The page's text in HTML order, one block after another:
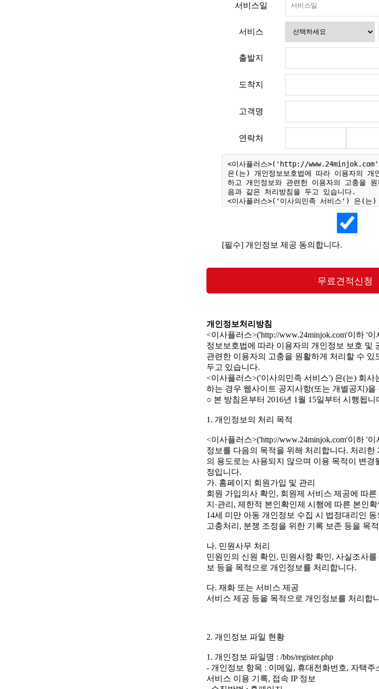
서비스일
서비스
출발지
도착지
고객명
연락처
[필수] 개인정보 제공 동의합니다.
무료견적신청
개인정보처리방침
<이사플러스>('http://www.24minjok.com'이하 '
정보보호법에 따라 이용자의 개인정보 보호 및
관련한 이용자의 고충을 원활하게 처리할 수 있
두고 있습니다.
<이사플러스>('이사의민족 서비스') 은(는) 회사
하는 경우 웹사이트 공지사항(또는 개별공지)을
○ 본 방침은부터 2016년 1월 15일부터 시행됩니
1. 개인정보의 처리 목적
<이사플러스>('http://www.24minjok.com'이하 '
정보를 다음의 목적을 위해 처리합니다. 처리한
의 용도로는 사용되지 않으며 이용 목적이 변경
정입니다.
가. 홈페이지 회원가입 및 관리
회원 가입의사 확인, 회원제 서비스 제공에 따
지·관리, 제한적 본인확인제 시행에 따른 본인
14세 미만 아동 개인정보 수집 시 법정대리인
고충처리, 분쟁 조정을 위한 기록 보존 등을 목
나. 민원사무 처리
민원인의 신원 확인, 민원사항 확인, 사실조사
보 등을 목적으로 개인정보를 처리합니다.
다. 재화 또는 서비스 제공
서비스 제공 등을 목적으로 개인정보를 처리합
2. 개인정보 파일 현황
1. 개인정보 파일명 : /bbs/register.php
- 개인정보 항목 : 이메일, 휴대전화번호, 자택
서비스 이용 기록, 접속 IP 정보